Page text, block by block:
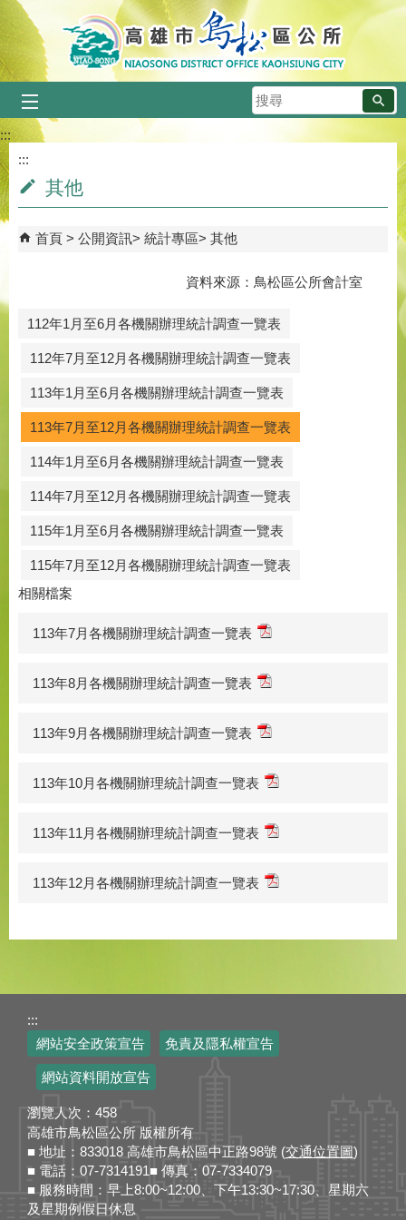
跳到主要內容區塊
搜
尋
:::
:::
其他
首頁 公開資訊 統計專區 其他
資料來源：鳥松區公所會計室
112年1月至6月各機關辦理統計調查一覽表
112年7月至12月各機關辦理統計調查一覽表
113年1月至6月各機關辦理統計調查一覽表
113年7月至12月各機關辦理統計調查一覽表
114年1月至6月各機關辦理統計調查一覽表
114年7月至12月各機關辦理統計調查一覽表
115年1月至6月各機關辦理統計調查一覽表
115年7月至12月各機關辦理統計調查一覽表
相關檔案
113年7月各機關辦理統計調查一覽表
113年8月各機關辦理統計調查一覽表
113年9月各機關辦理統計調查一覽表
113年10月各機關辦理統計調查一覽表
113年11月各機關辦理統計調查一覽表
113年12月各機關辦理統計調查一覽表
:::
網站安全政策宣告
免責及隱私權宣告
網站資料開放宣告
瀏覽人次： 458
高雄市鳥松區公所 版權所有
■ 地址：833018 高雄市鳥松區中正路98號 (交通位置圖)
■ 電話：07-7314191■ 傳真：07-7334079
■ 服務時間：早上8:00~12:00、下午13:30~17:30、星期六
及星期例假日休息